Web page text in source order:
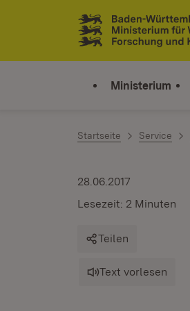
Zum Inhalt springen
Link zur Startseite
Ministerium
Startseite Service
28.06.2017
Lesezeit: 2 Minuten
Teilen
Text vorlesen